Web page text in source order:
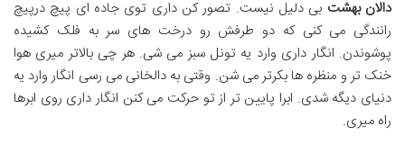
دالان بهشت بی دلیل نیست. تصور کن داری توی جاده ای پیچ درپیچ
رانندگی می کنی که دو طرفش رو درخت های سر به فلک کشیده
پوشوندن. انگار داری وارد یه تونل سبز می شی. هر چی بالاتر میری هوا
خنک تر و منظره ها بکرتر می شن. وقتی به دالخانی می رسی انگار وارد یه
دنیای دیگه شدی. ابرا پایین تر از تو حرکت می کنن انگار داری روی ابرها
راه میری.